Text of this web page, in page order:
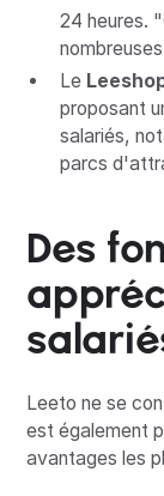
24 heures.
Le
proposant
salariés,
parcs
Des
Leeto ne se
est également
avantages les